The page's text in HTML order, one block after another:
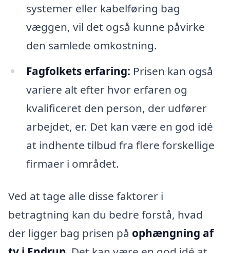
systemer eller kabelføring bag
væggen, vil det også kunne påvirke
den samlede omkostning.
Fagfolkets erfaring: Prisen kan også
variere alt efter hvor erfaren og
kvalificeret den person, der udfører
arbejdet, er. Det kan være en god idé
at indhente tilbud fra flere forskellige
firmaer i området.
Ved at tage alle disse faktorer i
betragtning kan du bedre forstå, hvad
der ligger bag prisen på ophængning af